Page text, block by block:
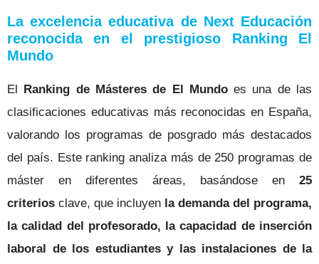
La excelencia educativa de Next Educación
reconocida en el prestigioso Ranking El
Mundo
El Ranking de Másteres de El Mundoes una de las
clasificaciones educativas más reconocidas en España,
valorando los programas de posgrado más destacados
del país. Este ranking analiza más de 250 programas de
máster en diferentes áreas, basándose en 25
criterios clave, que incluyen la demanda del programa,
la calidad del profesorado, la capacidad de inserción
laboral de los estudiantes y las instalaciones de la